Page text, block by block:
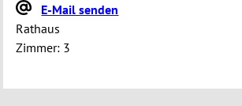
E-Mail senden
Rathaus
Zimmer: 3